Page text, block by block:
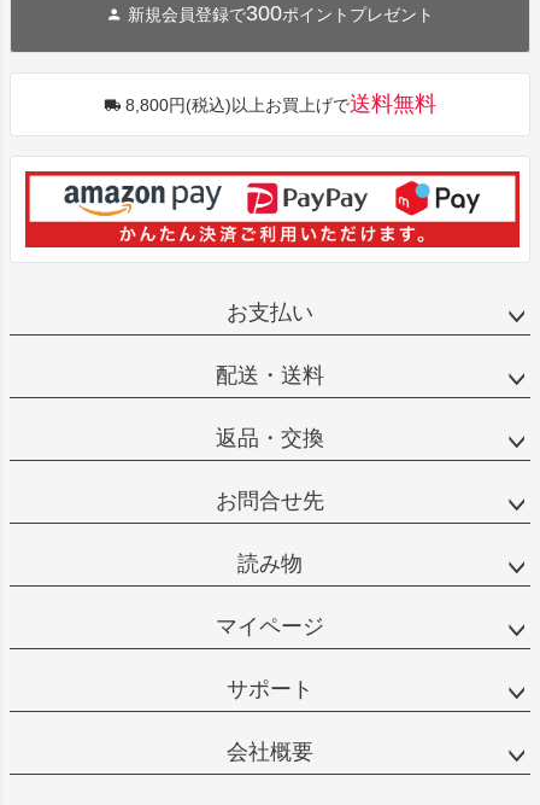
新規会員登録で300ポイントプレゼント
8,800円(税込)以上お買上げで送料無料
お支払い
配送・送料
返品・交換
お問合せ先
読み物
マイページ
サポート
会社概要